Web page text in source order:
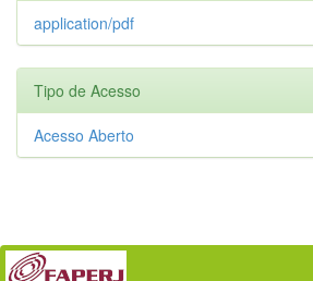
application/pdf
Tipo de Acesso
Acesso Aberto